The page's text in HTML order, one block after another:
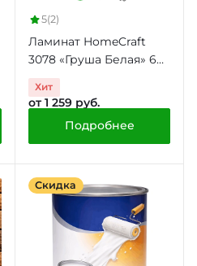
5(2)
Ламинат HomeCraft
3078 «Груша Белая» 6
мм 31 класс 2.66 м2
Хит
от 1 259 руб.
Подробнее
Скидка